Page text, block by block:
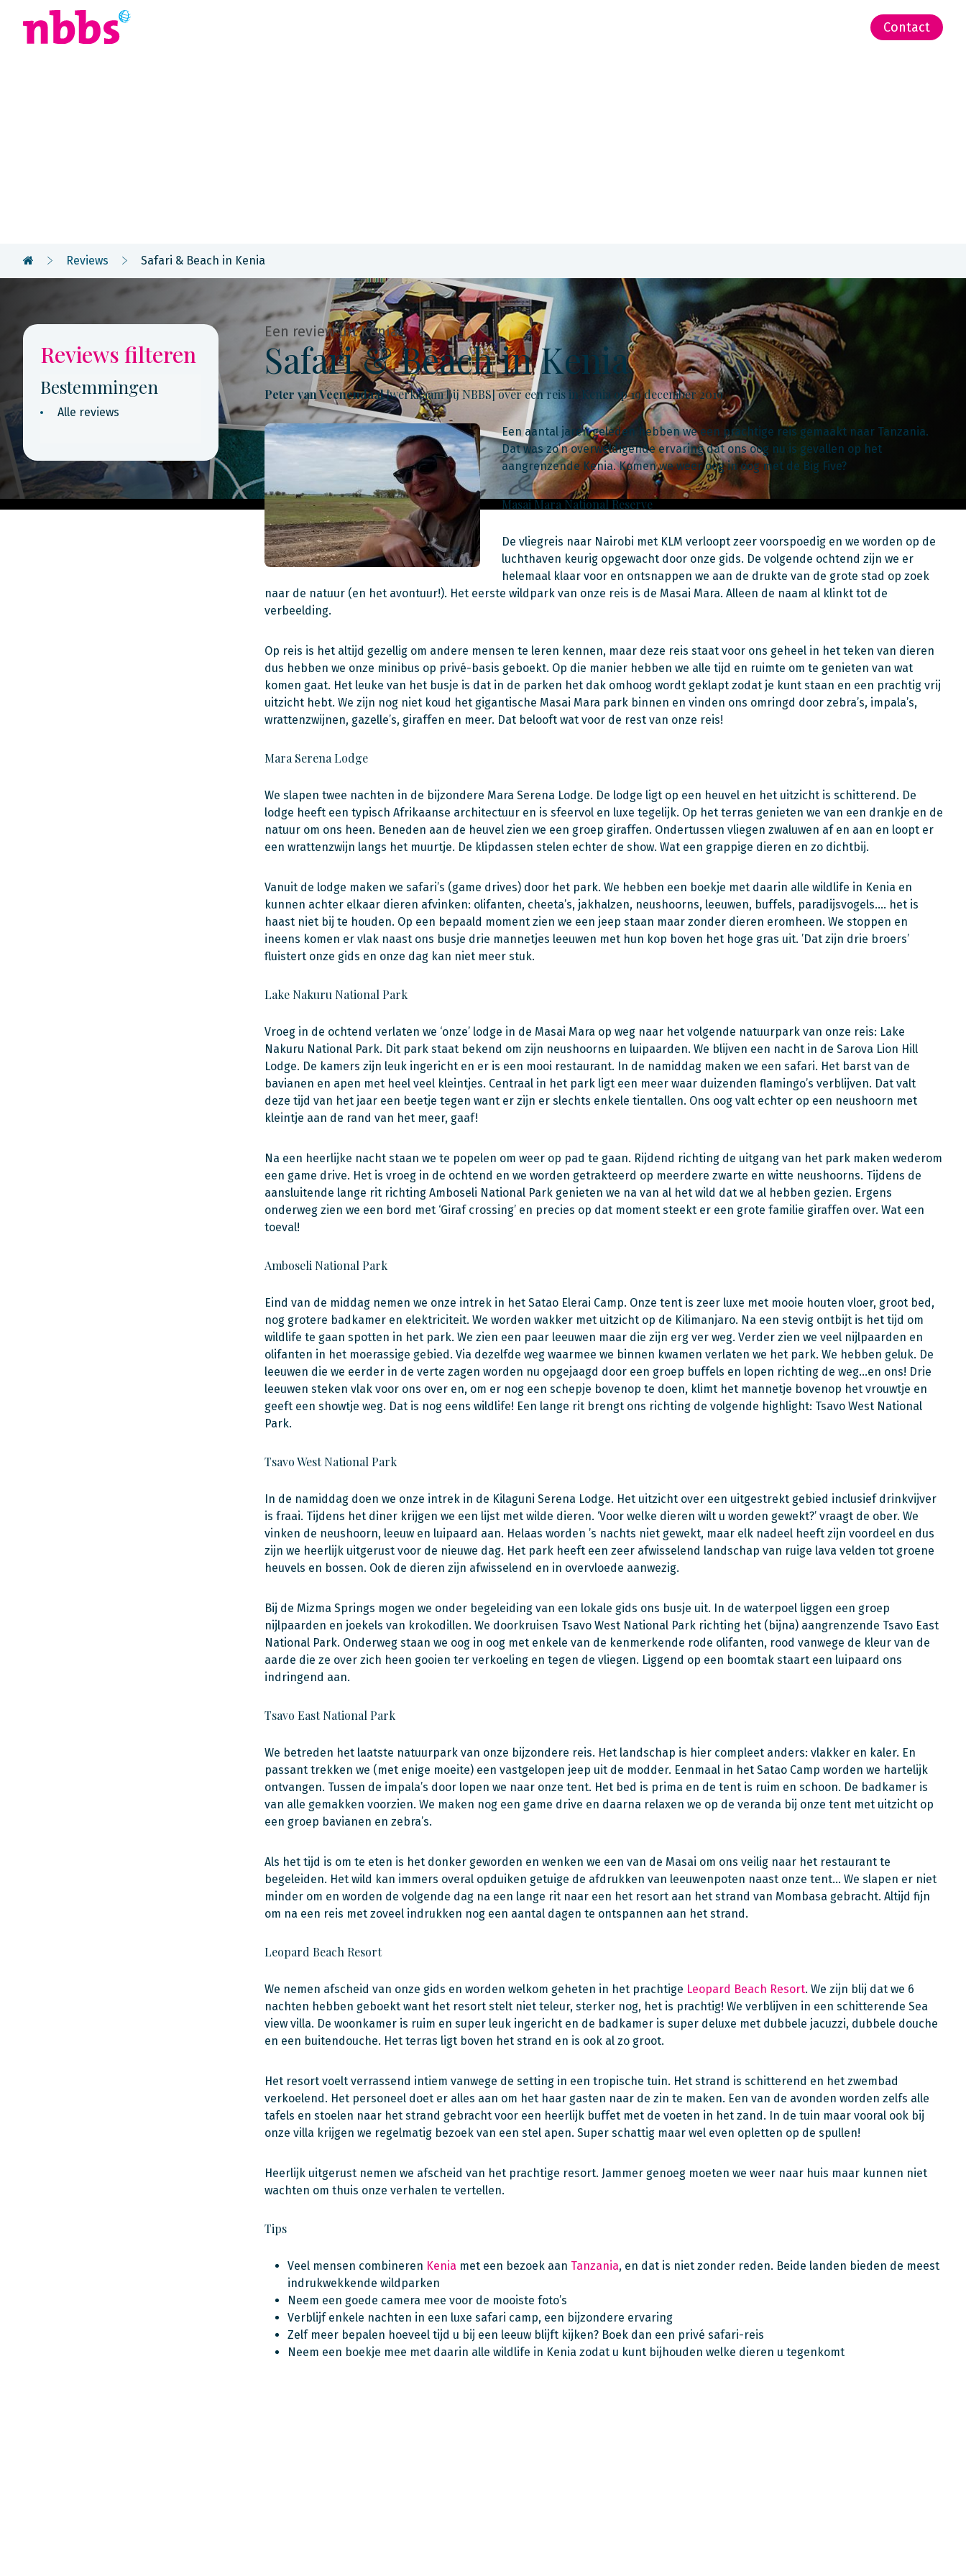
Contact
Reviews Safari & Beach in Kenia
Reviews filteren
Bestemmingen
Alle reviews
Een review uit Kenia
Safari & Beach in Kenia
Peter van Veenendaal[werkzaam bij NBBS] over een reis in Kenia op 19 december 2019
Een aantal jaren geleden hebben we een prachtige reis gemaakt naar Tanzania.
Dat was zo’n overweldigende ervaring dat ons oog nu is gevallen op het
aangrenzende Kenia. Komen we weer oog in oog met de Big Five?
Masai Mara National Reserve
De vliegreis naar Nairobi met KLM verloopt zeer voorspoedig en we worden op de
luchthaven keurig opgewacht door onze gids. De volgende ochtend zijn we er
helemaal klaar voor en ontsnappen we aan de drukte van de grote stad op zoek
naar de natuur (en het avontuur!). Het eerste wildpark van onze reis is de Masai Mara. Alleen de naam al klinkt tot de
verbeelding.
Op reis is het altijd gezellig om andere mensen te leren kennen, maar deze reis staat voor ons geheel in het teken van dieren
dus hebben we onze minibus op privé-basis geboekt. Op die manier hebben we alle tijd en ruimte om te genieten van wat
komen gaat. Het leuke van het busje is dat in de parken het dak omhoog wordt geklapt zodat je kunt staan en een prachtig vrij
uitzicht hebt. We zijn nog niet koud het gigantische Masai Mara park binnen en vinden ons omringd door zebra’s, impala’s,
wrattenzwijnen, gazelle’s, giraffen en meer. Dat belooft wat voor de rest van onze reis!
Mara Serena Lodge
We slapen twee nachten in de bijzondere Mara Serena Lodge. De lodge ligt op een heuvel en het uitzicht is schitterend. De
lodge heeft een typisch Afrikaanse architectuur en is sfeervol en luxe tegelijk. Op het terras genieten we van een drankje en de
natuur om ons heen. Beneden aan de heuvel zien we een groep giraffen. Ondertussen vliegen zwaluwen af en aan en loopt er
een wrattenzwijn langs het muurtje. De klipdassen stelen echter de show. Wat een grappige dieren en zo dichtbij.
Vanuit de lodge maken we safari’s (game drives) door het park. We hebben een boekje met daarin alle wildlife in Kenia en
kunnen achter elkaar dieren afvinken: olifanten, cheeta’s, jakhalzen, neushoorns, leeuwen, buffels, paradijsvogels…. het is
haast niet bij te houden. Op een bepaald moment zien we een jeep staan maar zonder dieren eromheen. We stoppen en
ineens komen er vlak naast ons busje drie mannetjes leeuwen met hun kop boven het hoge gras uit. ’Dat zijn drie broers’
fluistert onze gids en onze dag kan niet meer stuk.
Lake Nakuru National Park
Vroeg in de ochtend verlaten we ‘onze’ lodge in de Masai Mara op weg naar het volgende natuurpark van onze reis: Lake
Nakuru National Park. Dit park staat bekend om zijn neushoorns en luipaarden. We blijven een nacht in de Sarova Lion Hill
Lodge. De kamers zijn leuk ingericht en er is een mooi restaurant. In de namiddag maken we een safari. Het barst van de
bavianen en apen met heel veel kleintjes. Centraal in het park ligt een meer waar duizenden flamingo’s verblijven. Dat valt
deze tijd van het jaar een beetje tegen want er zijn er slechts enkele tientallen. Ons oog valt echter op een neushoorn met
kleintje aan de rand van het meer, gaaf!
Na een heerlijke nacht staan we te popelen om weer op pad te gaan. Rijdend richting de uitgang van het park maken wederom
een game drive. Het is vroeg in de ochtend en we worden getrakteerd op meerdere zwarte en witte neushoorns. Tijdens de
aansluitende lange rit richting Amboseli National Park genieten we na van al het wild dat we al hebben gezien. Ergens
onderweg zien we een bord met ‘Giraf crossing’ en precies op dat moment steekt er een grote familie giraffen over. Wat een
toeval!
Amboseli National Park
Eind van de middag nemen we onze intrek in het Satao Elerai Camp. Onze tent is zeer luxe met mooie houten vloer, groot bed,
nog grotere badkamer en elektriciteit. We worden wakker met uitzicht op de Kilimanjaro. Na een stevig ontbijt is het tijd om
wildlife te gaan spotten in het park. We zien een paar leeuwen maar die zijn erg ver weg. Verder zien we veel nijlpaarden en
olifanten in het moerassige gebied. Via dezelfde weg waarmee we binnen kwamen verlaten we het park. We hebben geluk. De
leeuwen die we eerder in de verte zagen worden nu opgejaagd door een groep buffels en lopen richting de weg…en ons! Drie
leeuwen steken vlak voor ons over en, om er nog een schepje bovenop te doen, klimt het mannetje bovenop het vrouwtje en
geeft een showtje weg. Dat is nog eens wildlife! Een lange rit brengt ons richting de volgende highlight: Tsavo West National
Park.
Tsavo West National Park
In de namiddag doen we onze intrek in de Kilaguni Serena Lodge. Het uitzicht over een uitgestrekt gebied inclusief drinkvijver
is fraai. Tijdens het diner krijgen we een lijst met wilde dieren. ‘Voor welke dieren wilt u worden gewekt?’ vraagt de ober. We
vinken de neushoorn, leeuw en luipaard aan. Helaas worden ’s nachts niet gewekt, maar elk nadeel heeft zijn voordeel en dus
zijn we heerlijk uitgerust voor de nieuwe dag. Het park heeft een zeer afwisselend landschap van ruige lava velden tot groene
heuvels en bossen. Ook de dieren zijn afwisselend en in overvloede aanwezig.
Bij de Mizma Springs mogen we onder begeleiding van een lokale gids ons busje uit. In de waterpoel liggen een groep
nijlpaarden en joekels van krokodillen. We doorkruisen Tsavo West National Park richting het (bijna) aangrenzende Tsavo East
National Park. Onderweg staan we oog in oog met enkele van de kenmerkende rode olifanten, rood vanwege de kleur van de
aarde die ze over zich heen gooien ter verkoeling en tegen de vliegen. Liggend op een boomtak staart een luipaard ons
indringend aan.
Tsavo East National Park
We betreden het laatste natuurpark van onze bijzondere reis. Het landschap is hier compleet anders: vlakker en kaler. En
passant trekken we (met enige moeite) een vastgelopen jeep uit de modder. Eenmaal in het Satao Camp worden we hartelijk
ontvangen. Tussen de impala’s door lopen we naar onze tent. Het bed is prima en de tent is ruim en schoon. De badkamer is
van alle gemakken voorzien. We maken nog een game drive en daarna relaxen we op de veranda bij onze tent met uitzicht op
een groep bavianen en zebra’s.
Als het tijd is om te eten is het donker geworden en wenken we een van de Masai om ons veilig naar het restaurant te
begeleiden. Het wild kan immers overal opduiken getuige de afdrukken van leeuwenpoten naast onze tent… We slapen er niet
minder om en worden de volgende dag na een lange rit naar een het resort aan het strand van Mombasa gebracht. Altijd fijn
om na een reis met zoveel indrukken nog een aantal dagen te ontspannen aan het strand.
Leopard Beach Resort
We nemen afscheid van onze gids en worden welkom geheten in het prachtige Leopard Beach Resort. We zijn blij dat we 6
nachten hebben geboekt want het resort stelt niet teleur, sterker nog, het is prachtig! We verblijven in een schitterende Sea
view villa. De woonkamer is ruim en super leuk ingericht en de badkamer is super deluxe met dubbele jacuzzi, dubbele douche
en een buitendouche. Het terras ligt boven het strand en is ook al zo groot.
Het resort voelt verrassend intiem vanwege de setting in een tropische tuin. Het strand is schitterend en het zwembad
verkoelend. Het personeel doet er alles aan om het haar gasten naar de zin te maken. Een van de avonden worden zelfs alle
tafels en stoelen naar het strand gebracht voor een heerlijk buffet met de voeten in het zand. In de tuin maar vooral ook bij
onze villa krijgen we regelmatig bezoek van een stel apen. Super schattig maar wel even opletten op de spullen!
Heerlijk uitgerust nemen we afscheid van het prachtige resort. Jammer genoeg moeten we weer naar huis maar kunnen niet
wachten om thuis onze verhalen te vertellen.
Tips
Veel mensen combineren Kenia met een bezoek aan Tanzania, en dat is niet zonder reden. Beide landen bieden de meest
indrukwekkende wildparken
Neem een goede camera mee voor de mooiste foto’s
Verblijf enkele nachten in een luxe safari camp, een bijzondere ervaring
Zelf meer bepalen hoeveel tijd u bij een leeuw blijft kijken? Boek dan een privé safari-reis
Neem een boekje mee met daarin alle wildlife in Kenia zodat u kunt bijhouden welke dieren u tegenkomt